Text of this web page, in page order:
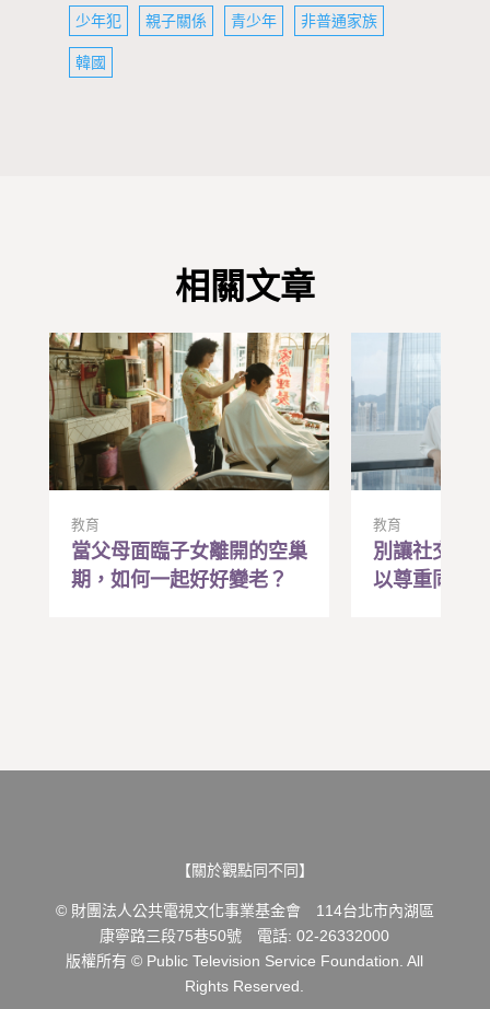
少年犯 親子關係 青少年 非普通家族
韓國
相關文章
教育
當父母面臨子女離開的空巢
期，如何一起好好變老？
教育
別讓社交只
以尊重同理
【關於觀點同不同】
© 財團法人公共電視文化事業基金會 114台北市內湖區
康寧路三段75巷50號 電話: 02-26332000
版權所有 © Public Television Service Foundation. All
Rights Reserved.